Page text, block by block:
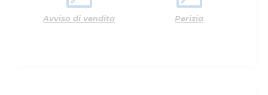
Avviso di vendita Perizia